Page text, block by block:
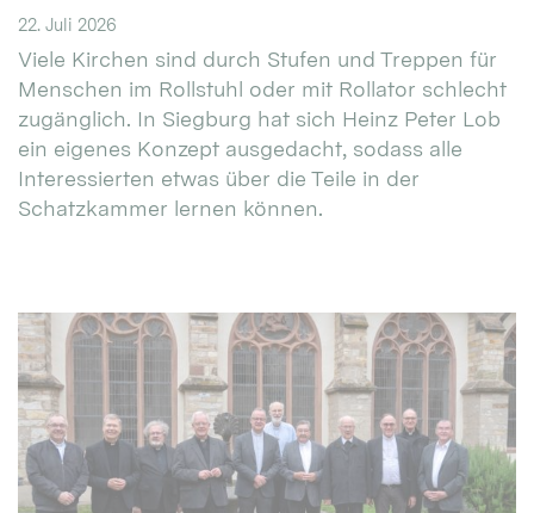
22. Juli 2026
Viele Kirchen sind durch Stufen und Treppen für
Menschen im Rollstuhl oder mit Rollator schlecht
zugänglich. In Siegburg hat sich Heinz Peter Lob
ein eigenes Konzept ausgedacht, sodass alle
Interessierten etwas über die Teile in der
Schatzkammer lernen können.